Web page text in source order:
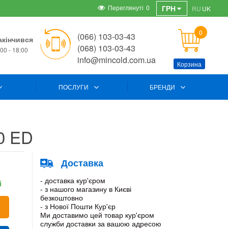
ГРН RU UK
Переглянуті 0
- 18:00
(066) 103-03-43
(068) 103-03-43
info@mincold.com.ua
0
Корзина
ПОСЛУГИ БРЕНДИ
ED
Доставка
- доставка кур'єром
- з нашого магазину в Києві
безкоштовно
- з Нової Пошти Кур'єр
Ми доставимо цей товар кур'єром
служби доставки за вашою адресою